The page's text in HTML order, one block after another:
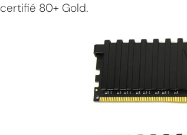
certifié 80+ Gold.